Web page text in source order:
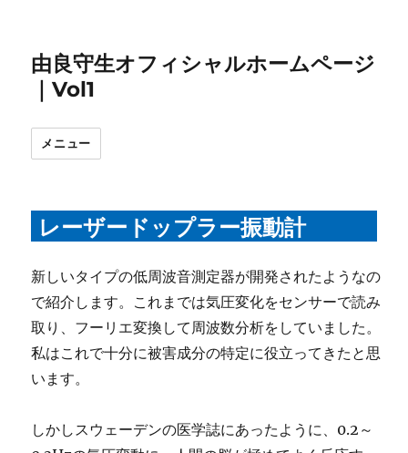
由良守生オフィシャルホームページ
｜Vol1
メニュー
レーザードップラー振動計
新しいタイプの低周波音測定器が開発されたようなの
で紹介します。これまでは気圧変化をセンサーで読み
取り、フーリエ変換して周波数分析をしていました。
私はこれで十分に被害成分の特定に役立ってきたと思
います。
しかしスウェーデンの医学誌にあったように、0.2～